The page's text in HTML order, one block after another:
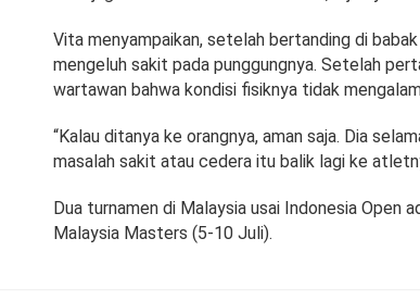
Vita menyampaikan, setelah bertanding di
mengeluh sakit pada punggungnya. Setelah
wartawan bahwa kondisi fisiknya tidak
“Kalau ditanya ke orangnya, aman saja. Dia
masalah sakit atau cedera itu balik lagi ke
Dua turnamen di Malaysia usai Indonesia Open
Malaysia Masters (5-10 Juli).